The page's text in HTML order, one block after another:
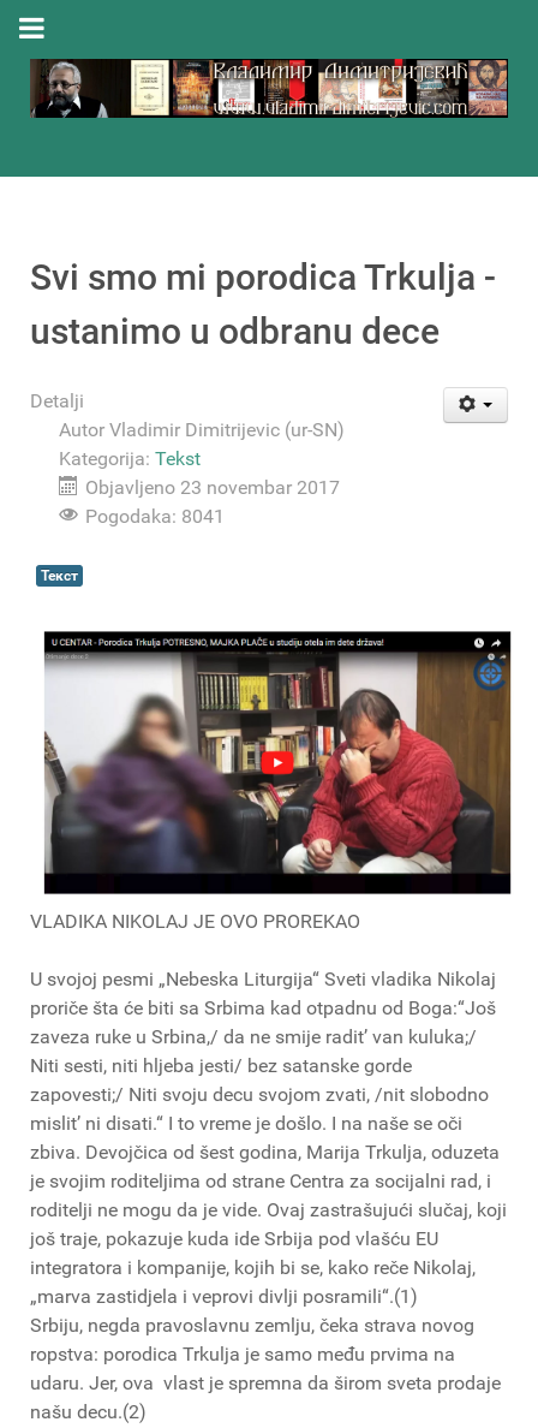
Svi smo mi porodica Trkulja -
ustanimo u odbranu dece
Detalji
Autor Vladimir Dimitrijevic (ur-SN)
Kategorija: Tekst
Objavljeno 23 novembar 2017
Pogodaka: 8041
Текст
VLADIKA NIKOLAJ JE OVO PROREKAO
U svojoj pesmi „Nebeska Liturgija“ Sveti vladika Nikolaj
proriče šta će biti sa Srbima kad otpadnu od Boga:“Još
zaveza ruke u Srbina,/ da ne smije radit’ van kuluka;/
Niti sesti, niti hljeba jesti/ bez satanske gorde
zapovesti;/ Niti svoju decu svojom zvati, /nit slobodno
mislit’ ni disati.“ I to vreme je došlo. I na naše se oči
zbiva. Devojčica od šest godina, Marija Trkulja, oduzeta
je svojim roditeljima od strane Centra za socijalni rad, i
roditelji ne mogu da je vide. Ovaj zastrašujući slučaj, koji
još traje, pokazuje kuda ide Srbija pod vlašću EU
integratora i kompanije, kojih bi se, kako reče Nikolaj,
„marva zastidjela i veprovi divlji posramili“.(1)
Srbiju, negda pravoslavnu zemlju, čeka strava novog
ropstva: porodica Trkulja je samo među prvima na
udaru. Jer, ova vlast je spremna da širom sveta prodaje
našu decu.(2)